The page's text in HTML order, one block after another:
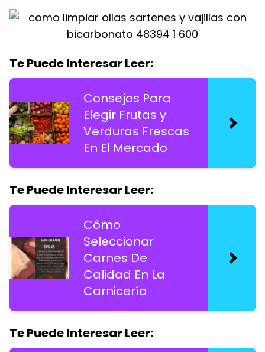
Te Puede Interesar Leer:
Consejos Para
Elegir Frutas y
Verduras Frescas
En El Mercado
Te Puede Interesar Leer:
Cómo
Seleccionar
Carnes De
Calidad En La
Carnicería
Te Puede Interesar Leer: